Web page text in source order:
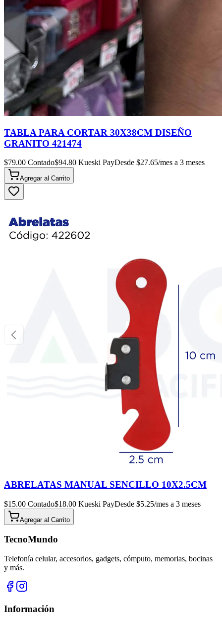
TABLA PARA CORTAR 30X38CM DISEÑO
GRANITO 421474
$79.00 Contado$94.80 Kueski PayDesde $27.65/mes a 3 meses
Agregar al Carrito
ABRELATAS MANUAL SENCILLO 10X2.5CM
$15.00 Contado$18.00 Kueski PayDesde $5.25/mes a 3 meses
Agregar al Carrito
TecnoMundo
Telefonía celular, accesorios, gadgets, cómputo, memorias, bocinas
y más.
Información